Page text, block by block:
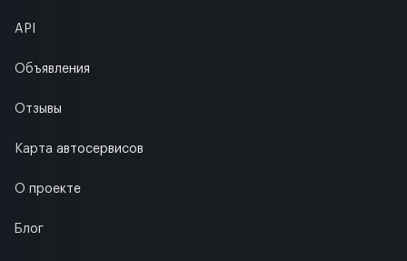
API
Объявления
Отзывы
Карта автосервисов
О проекте
Блог